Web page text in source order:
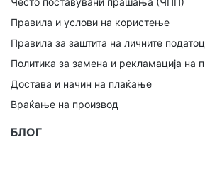
Правила и услови на користење
Правила за заштита на личните
Политика за замена и рекламација на
Достава и начин на плаќање
Враќање на производ
БЛОГ